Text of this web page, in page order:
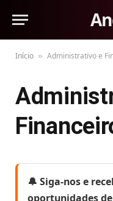
Início » Administrativo e
🔔 Siga-nos e
oportunidades